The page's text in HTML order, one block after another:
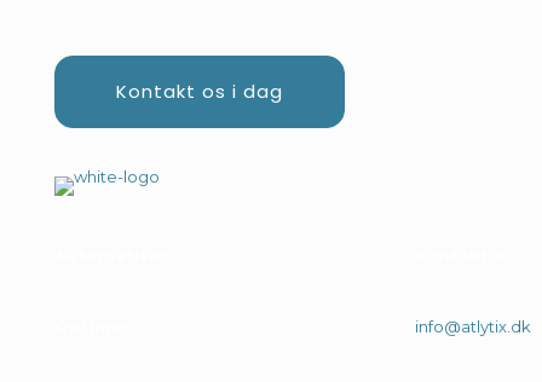
Kontakt os i dag
info@atlytix.dk